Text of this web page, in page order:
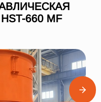
660 MF